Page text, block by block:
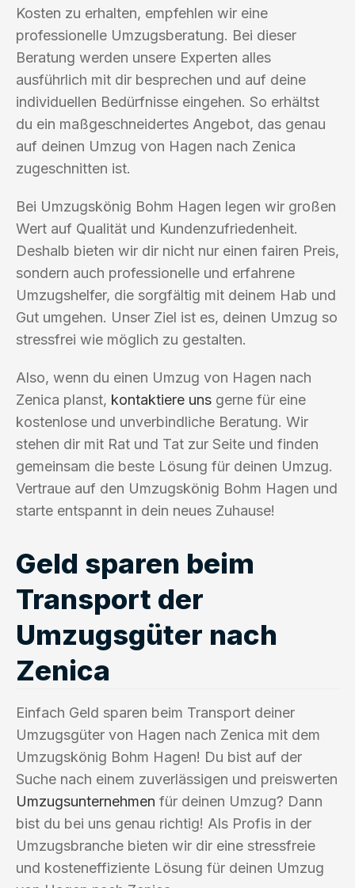
Kosten zu erhalten, empfehlen wir eine
professionelle Umzugsberatung. Bei dieser
Beratung werden unsere Experten alles
ausführlich mit dir besprechen und auf deine
individuellen Bedürfnisse eingehen. So erhältst
du ein maßgeschneidertes Angebot, das genau
auf deinen Umzug von Hagen nach Zenica
zugeschnitten ist.
Bei Umzugskönig Bohm Hagen legen wir großen
Wert auf Qualität und Kundenzufriedenheit.
Deshalb bieten wir dir nicht nur einen fairen Preis,
sondern auch professionelle und erfahrene
Umzugshelfer, die sorgfältig mit deinem Hab und
Gut umgehen. Unser Ziel ist es, deinen Umzug so
stressfrei wie möglich zu gestalten.
Also, wenn du einen Umzug von Hagen nach
Zenica planst, kontaktiere uns gerne für eine
kostenlose und unverbindliche Beratung. Wir
stehen dir mit Rat und Tat zur Seite und finden
gemeinsam die beste Lösung für deinen Umzug.
Vertraue auf den Umzugskönig Bohm Hagen und
starte entspannt in dein neues Zuhause!
Geld sparen beim
Transport der
Umzugsgüter nach
Zenica
Einfach Geld sparen beim Transport deiner
Umzugsgüter von Hagen nach Zenica mit dem
Umzugskönig Bohm Hagen! Du bist auf der
Suche nach einem zuverlässigen und preiswerten
Umzugsunternehmen für deinen Umzug? Dann
bist du bei uns genau richtig! Als Profis in der
Umzugsbranche bieten wir dir eine stressfreie
und kosteneffiziente Lösung für deinen Umzug